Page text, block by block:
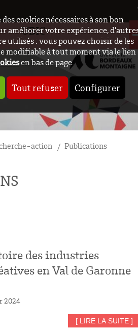
cookies nécessaires à son bon
améliorer votre expérience,
utilisés : vous pouvez choisir de les
modifiable à tout moment via le lien
en bas de page.
Tout refuser Configurer
UBIC
action Publications
des industries
en Val de Garonne
2024
[ LIRE LA SUITE ]